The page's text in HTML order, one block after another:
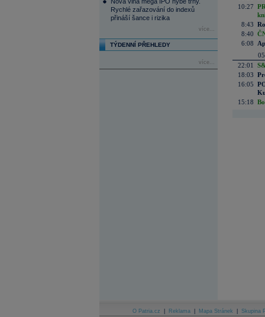
Rychlé zařazování do indexů
přináší šance i rizika
více...
TÝDENNÍ PŘEHLEDY
více...
10:27
8:43
8:40
6:08
22:01
18:03
16:05
15:18
O Patria.cz Reklama Mapa Stránek Skupina